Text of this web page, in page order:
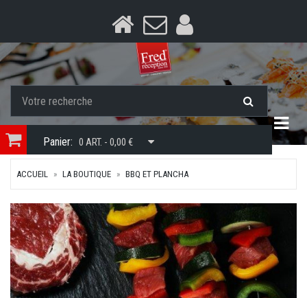
Panier: 0 ART. - 0,00 €
ACCUEIL LA BOUTIQUE BBQ ET PLANCHA